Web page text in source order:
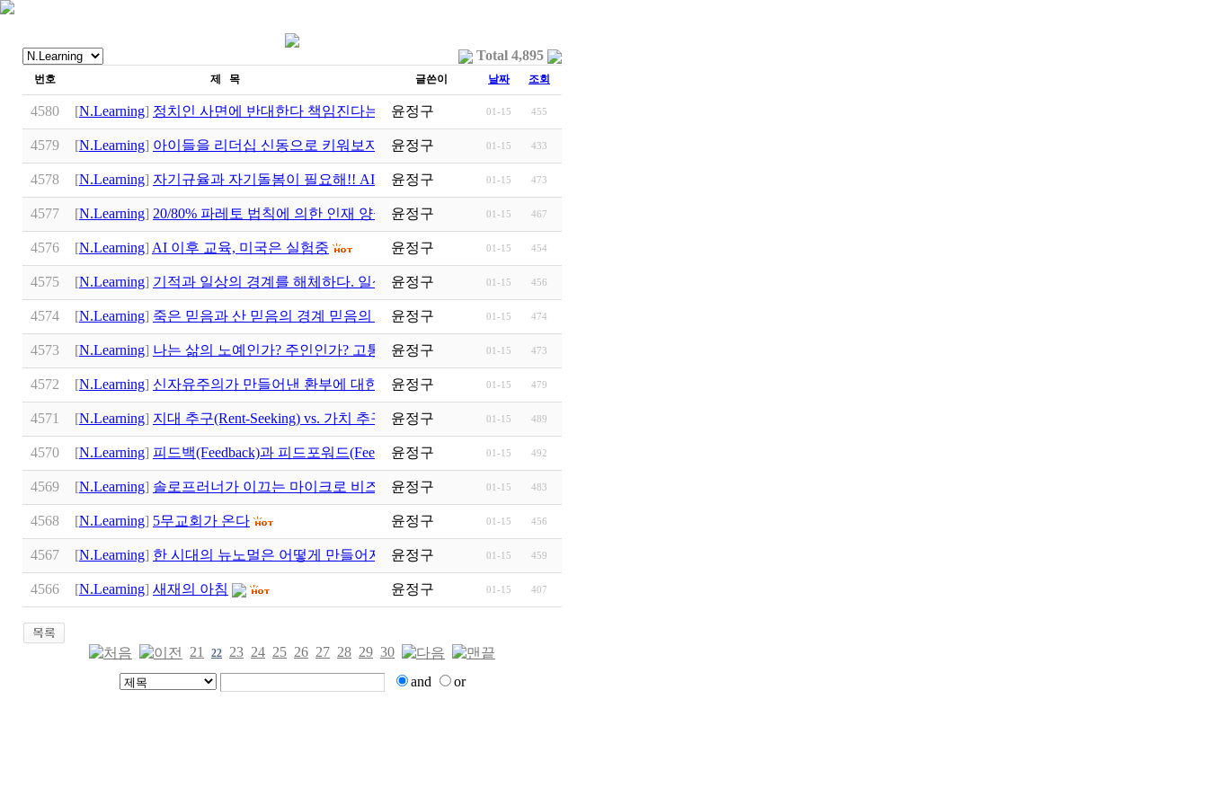
Total 4,895
번호 제 목 글쓴이 날짜 조회
4580 [N.Learning] 정치인 사면에 반대한다 책임진다는 것의 의미
윤정구 01-15 455
4579 [N.Learning] 아이들을 리더십 신동으로 키워보자 전전두엽에 새겨질 사명의 …
윤정구 01-15 433
4578 [N.Learning] 자기규율과 자기돌봄이 필요해!! AI 시대, 삶의 주인이 되는 지…
윤정구 01-15 473
4577 [N.Learning] 20/80% 파레토 법칙에 의한 인재 양극화 AI 시대가 풀어야 할 인…
윤정구 01-15 467
4576 [N.Learning] AI 이후 교육, 미국은 실험중 윤정구 01-15 454
4575 [N.Learning] 기적과 일상의 경계를 해체하다. 일상이 기적이 되는 삶
윤정구 01-15 456
4574 [N.Learning] 죽은 믿음과 산 믿음의 경계 믿음의 배교자들
윤정구 01-15 474
4573 [N.Learning] 나는 삶의 노예인가? 주인인가? 고통과 운명에 대한 이해
윤정구 01-15 473
4572 [N.Learning] 신자유주의가 만들어낸 환부에 대한 치유: 코칭과 웰니스 산업…
윤정구 01-15 479
4571 [N.Learning] 지대 추구(Rent-Seeking) vs. 가치 추구(Value-Seeking): 길 잃…
윤정구 01-15 489
4570 [N.Learning] 피드백(Feedback)과 피드포워드(Feedforward)에 대한 심각한 오…
윤정구 01-15 492
4569 [N.Learning] 솔로프러너가 이끄는 마이크로 비즈니스: A2A 시대 비즈니스의 …
윤정구 01-15 483
4568 [N.Learning] 5무교회가 온다 윤정구 01-15 456
4567 [N.Learning] 한 시대의 뉴노멀은 어떻게 만들어지나? 정당성의 등고선
윤정구 01-15 459
4566 [N.Learning] 새재의 아침 윤정구 01-15 407
21 22 23 24 25 26 27 28 29 30
and
or